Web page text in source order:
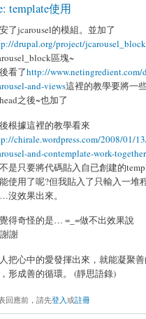
template使用
了jcarousel的模組。並加了
drupal.org/project/jcarousel_block
區塊~
看了http://www.netingredient.com/
and-views這裡的教學要將一
之後~也加了
根據這裡的教學看來
chirale.wordpress.com/2008/01/
and-contemplate-work-
是只要將代碼貼入自已創建的
使用了呢?但我貼入了只輸入一堆
沒效果出來。
得奇怪的是… =_=做不出效果說
謝
把心中的愛發揮出來，就能凝聚
形成善的循環。 (靜思語錄)
回應前，請先登入或註冊